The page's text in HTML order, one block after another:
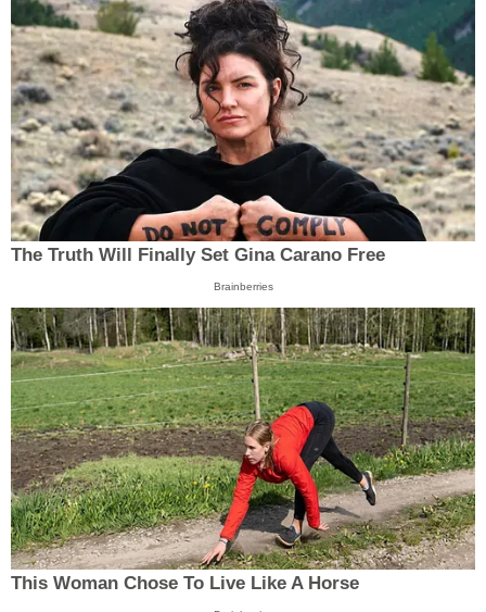
The Truth Will Finally Set Gina Carano Free
Brainberries
This Woman Chose To Live Like A Horse